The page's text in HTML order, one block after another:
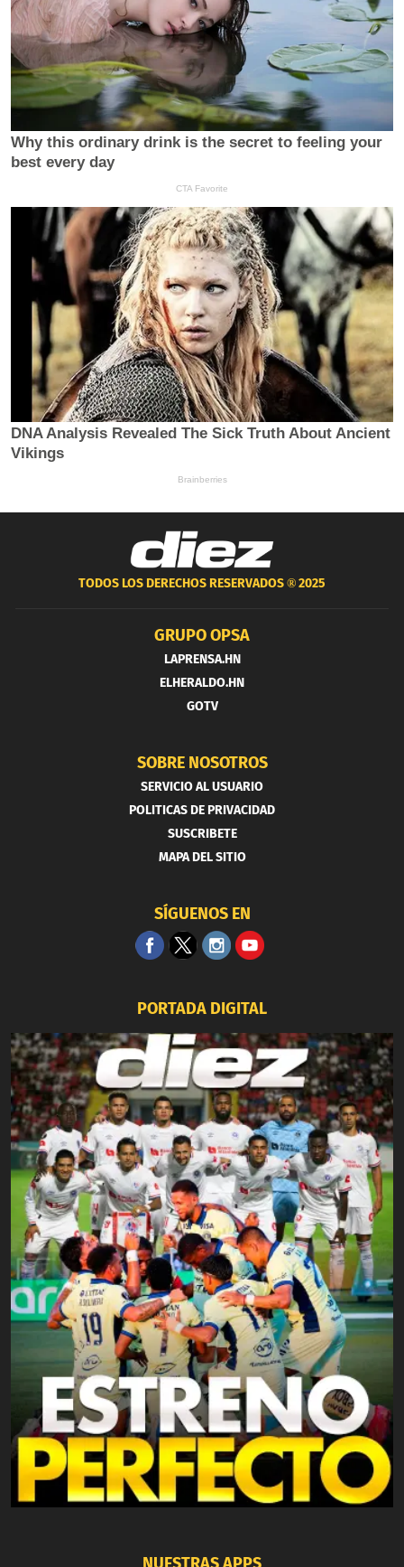
TODOS LOS DERECHOS RESERVADOS ®2025
GRUPO OPSA
LAPRENSA.HN
ELHERALDO.HN
GOTV
SOBRE NOSOTROS
SERVICIO AL USUARIO
POLITICAS DE PRIVACIDAD
SUSCRIBETE
MAPA DEL SITIO
SÍGUENOS EN
PORTADA DIGITAL